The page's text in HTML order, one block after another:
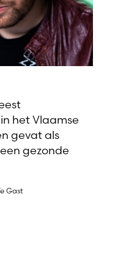
het Vlaamse
gevat als
gezonde
Gast